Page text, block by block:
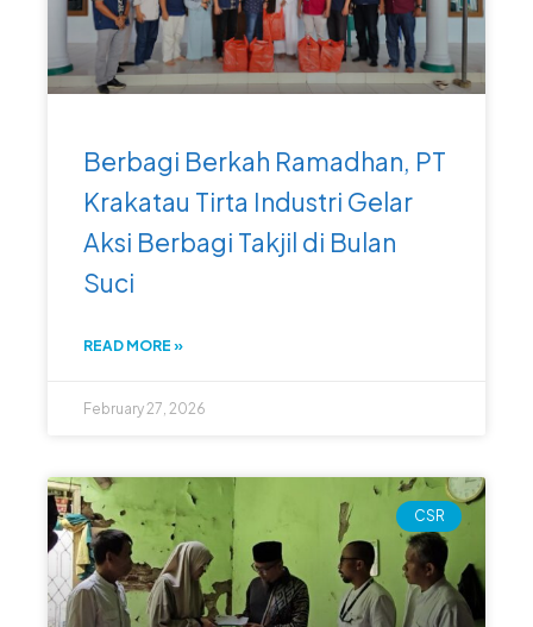
Berbagi Berkah Ramadhan, PT
Krakatau Tirta Industri Gelar
Aksi Berbagi Takjil di Bulan
Suci
READ MORE »
February 27, 2026
CSR